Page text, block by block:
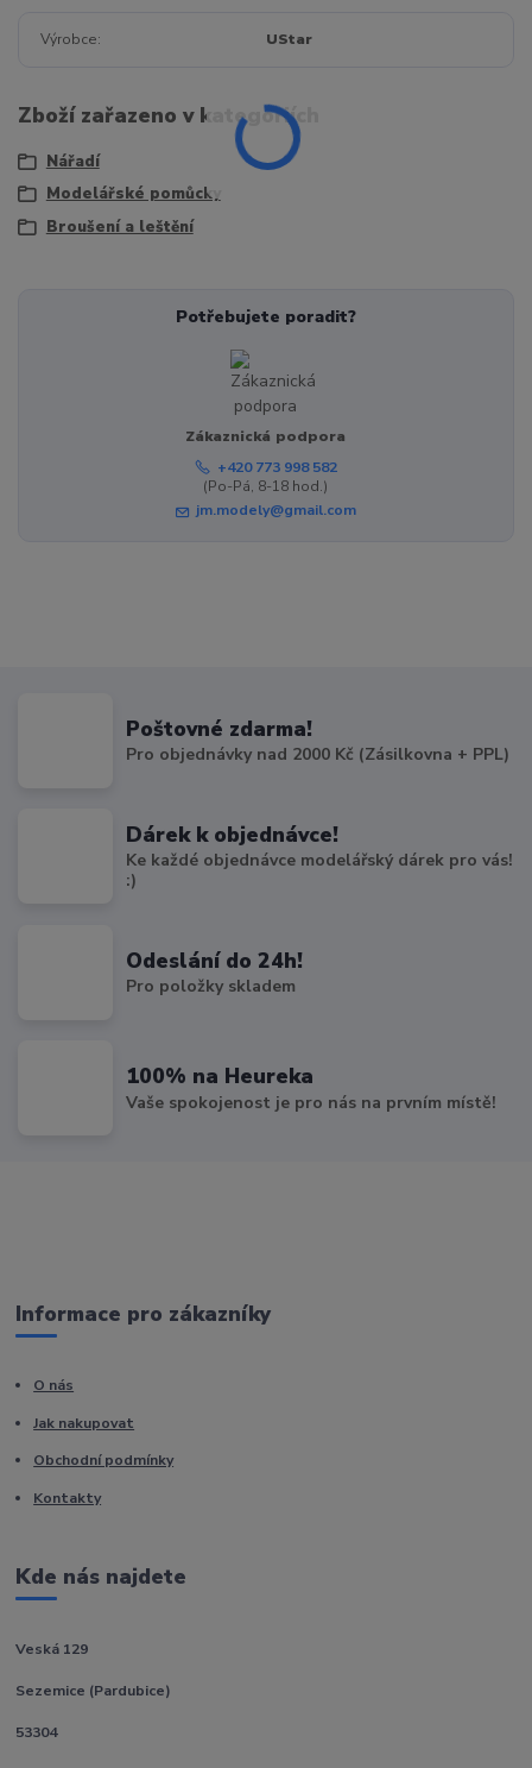
Výrobce UStar
Zboží zařazeno v kategoriích
Nářadí
Modelářské pomůcky
Broušení a leštění
Potřebujete poradit?
Zákaznická podpora
+420 773 998 582
(Po-Pá, 8-18 hod.)
jm.modely@gmail.com
Poštovné zdarma!
Pro objednávky nad 2000 Kč (Zásilkovna + PPL)
Dárek k objednávce!
Ke každé objednávce modelářský dárek pro vás!
:)
Odeslání do 24h!
Pro položky skladem
100% na Heureka
Vaše spokojenost je pro nás na prvním místě!
Informace pro zákazníky
O nás
Jak nakupovat
Obchodní podmínky
Kontakty
Kde nás najdete
Veská 129
Sezemice (Pardubice)
53304